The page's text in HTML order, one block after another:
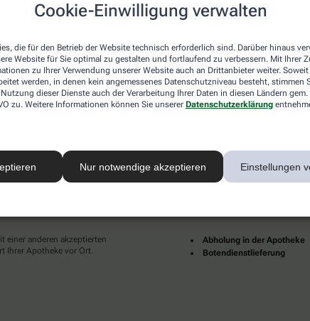
Cookie-Einwilligung verwalten
die für den Betrieb der Website technisch erforderlich sind. Darüber hinaus
Website für Sie optimal zu gestalten und fortlaufend zu verbessern. Mit Ihrer
zu Ihrer Verwendung unserer Website auch an Drittanbieter weiter. Soweit
werden, in denen kein angemessenes Datenschutzniveau besteht, stimmen
dieser Dienste auch der Verarbeitung Ihrer Daten in diesen Ländern
zu. Weitere Informationen können Sie unserer Datenschutzerklärung
Nur notwendige akzeptieren Einstellungen
mehrere tausend lokale Apotheken. Diese starke
Dienstleistungen immer für Sie da.
zu Ihnen als Patientinnen und Patienten sind für uns
an eine individuelle, hochwertige und digitale
und erfüllter leben.
Nähe finden Sie hier:
einer anderen akzeptierten
Ihrer Apotheke vor Ort.
Abholung in der Apotheke
Botendienstlieferung